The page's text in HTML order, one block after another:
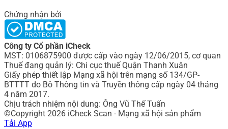
Chứng nhận bởi
Công ty Cổ phần iCheck
MST: 0106875900 được cấp vào ngày 12/06/2015, cơ quan
Thuế đang quản lý: Chi cục thuế Quận Thanh Xuân
Giấy phép thiết lập Mạng xã hội trên mạng số 134/GP-
BTTTT do Bô Thông tin và Truyền thông cấp ngày 04 tháng
4 năm 2017.
Chịu trách nhiệm nội dung: Ông Vũ Thế Tuấn
©Copyright 2026 iCheck Scan - Mạng xã hội sản phẩm
Tải App